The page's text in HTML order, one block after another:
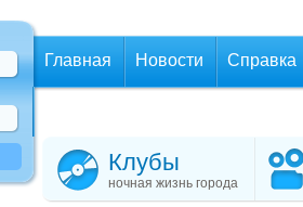
Главная Новости Справка
Клубы
ночная жизнь города